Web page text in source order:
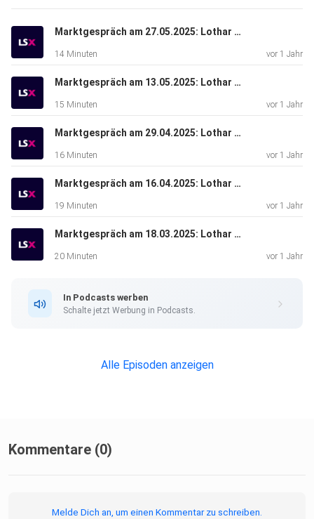
Marktgespräch am 27.05.2025: Lothar Albert & Lars Erichsen
14 Minuten vor 1 Jahr
Marktgespräch am 13.05.2025: Lothar Albert & René Berteit
15 Minuten vor 1 Jahr
Marktgespräch am 29.04.2025: Lothar Albert & Bastian Galuschka
16 Minuten vor 1 Jahr
Marktgespräch am 16.04.2025: Lothar Albert & Michael Flender
19 Minuten vor 1 Jahr
Marktgespräch am 18.03.2025: Lothar Albert & Valentin Schelbert
20 Minuten vor 1 Jahr
In Podcasts werben
Schalte jetzt Werbung in Podcasts.
Alle Episoden anzeigen
Kommentare (0)
Melde Dich an, um einen Kommentar zu schreiben.